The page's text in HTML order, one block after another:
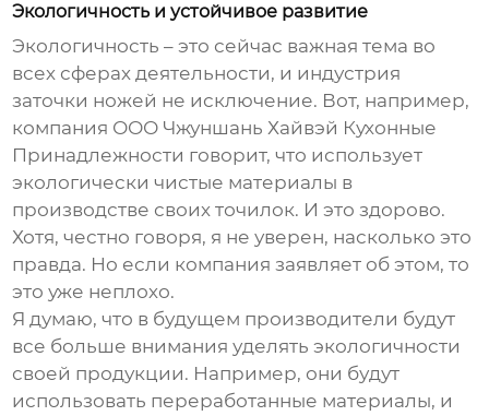
Экологичность и устойчивое развитие
Экологичность – это сейчас важная тема во
всех сферах деятельности, и индустрия
заточки ножей не исключение. Вот, например,
компания ООО Чжуншань Хайвэй Кухонные
Принадлежности говорит, что использует
экологически чистые материалы в
производстве своих точилок. И это здорово.
Хотя, честно говоря, я не уверен, насколько это
правда. Но если компания заявляет об этом, то
это уже неплохо.
Я думаю, что в будущем производители будут
все больше внимания уделять экологичности
своей продукции. Например, они будут
использовать переработанные материалы, и